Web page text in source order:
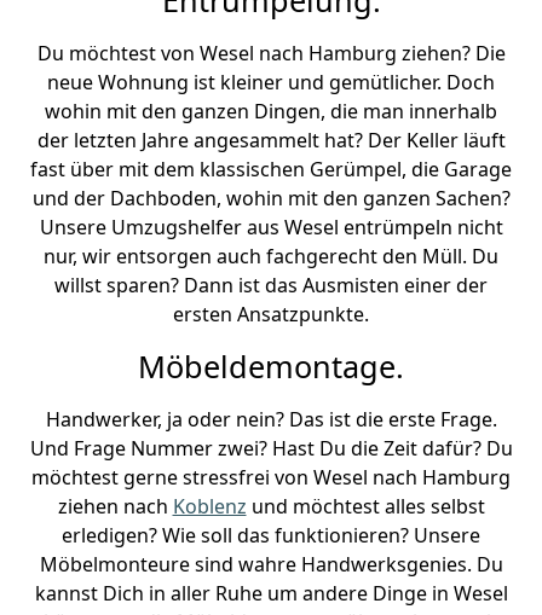
Du möchtest von Wesel nach Hamburg ziehen? Die
neue Wohnung ist kleiner und gemütlicher. Doch
wohin mit den ganzen Dingen, die man innerhalb
der letzten Jahre angesammelt hat? Der Keller läuft
fast über mit dem klassischen Gerümpel, die Garage
und der Dachboden, wohin mit den ganzen Sachen?
Unsere Umzugshelfer aus Wesel entrümpeln nicht
nur, wir entsorgen auch fachgerecht den Müll. Du
willst sparen? Dann ist das Ausmisten einer der
ersten Ansatzpunkte.
Möbeldemontage.
Handwerker, ja oder nein? Das ist die erste Frage.
Und Frage Nummer zwei? Hast Du die Zeit dafür? Du
möchtest gerne stressfrei von Wesel nach Hamburg
ziehen nach Koblenz und möchtest alles selbst
erledigen? Wie soll das funktionieren? Unsere
Möbelmonteure sind wahre Handwerksgenies. Du
kannst Dich in aller Ruhe um andere Dinge in Wesel